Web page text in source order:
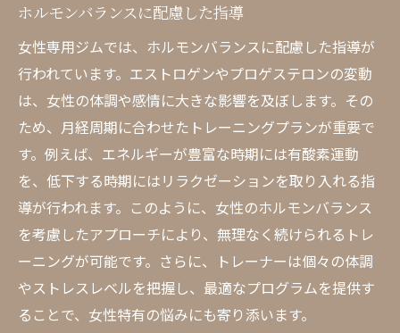
ホルモンバランスに配慮した指導
女性専用ジムでは、ホルモンバランスに配慮した指導が
行われています。エストロゲンやプロゲステロンの変動
は、女性の体調や感情に大きな影響を及ぼします。その
ため、月経周期に合わせたトレーニングプランが重要で
す。例えば、エネルギーが豊富な時期には有酸素運動
を、低下する時期にはリラクゼーションを取り入れる指
導が行われます。このように、女性のホルモンバランス
を考慮したアプローチにより、無理なく続けられるトレ
ーニングが可能です。さらに、トレーナーは個々の体調
やストレスレベルを把握し、最適なプログラムを提供す
ることで、女性特有の悩みにも寄り添います。